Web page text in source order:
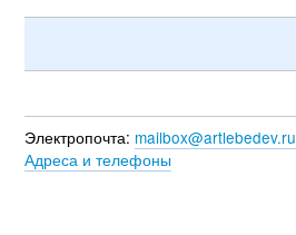
Электропочта: mailbox@artlebedev.ru
Адреса и телефоны